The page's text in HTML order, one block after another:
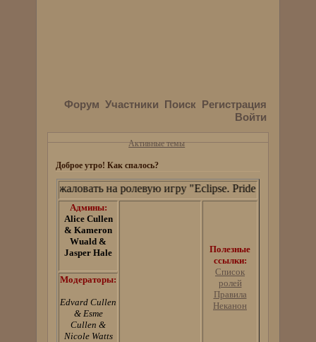
Форум Участники Поиск Регистрация
Войти
Активные темы
Доброе утро! Как спалось?
Добро пожаловать на ролевую игру "Eclipse. Pride and Prejudice"
Админы:
Alice Cullen
& Kameron
Wuald &
Jasper Hale
Полезные
ссылки:
Список
ролей
Правила
Неканон
Модераторы:
Edvard Cullen
& Esme
Cullen &
Nicole Watts